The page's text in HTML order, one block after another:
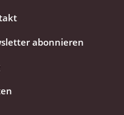
abonnieren